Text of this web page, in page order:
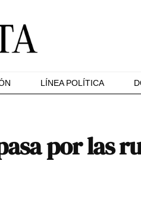
LÍNEA POLÍTICA
por las